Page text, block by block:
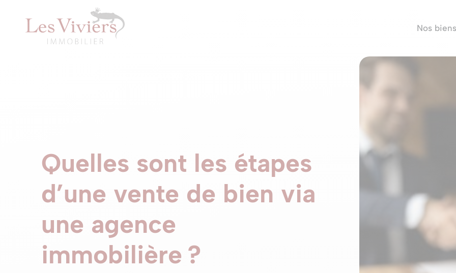
Nos biens
Quelles sont les étapes
d’une vente de bien via
une agence
immobilière ?